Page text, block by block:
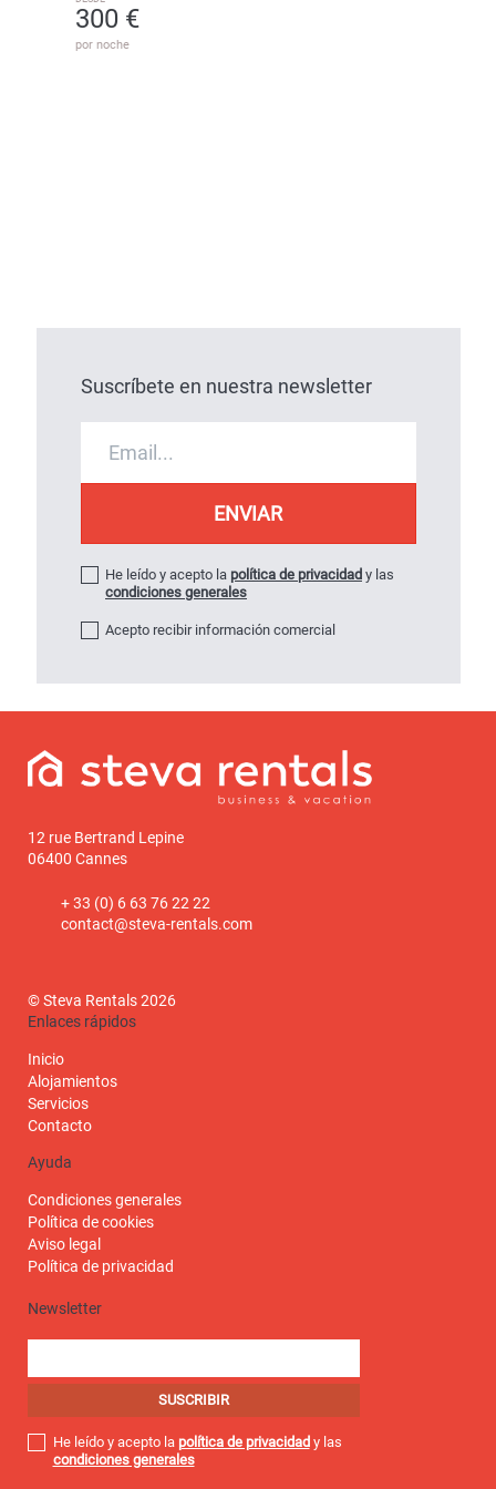
300 €
por noche
Suscríbete en nuestra newsletter
He leído y acepto la política de privacidad y las
condiciones generales
Acepto recibir información comercial
12 rue Bertrand Lepine
06400 Cannes
+ 33 (0) 6 63 76 22 22
contact@steva-rentals.com
© Steva Rentals 2026
Enlaces rápidos
Inicio
Alojamientos
Servicios
Contacto
Ayuda
Condiciones generales
Política de cookies
Aviso legal
Política de privacidad
Newsletter
He leído y acepto la política de privacidad y las
condiciones generales